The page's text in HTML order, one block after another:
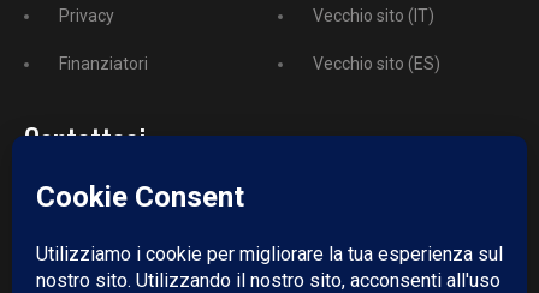
Privacy
Finanziatori
Vecchio sito (IT)
Vecchio sito (ES)
Contattaci
Telefono:+52 729 243 3743
Email:
redazione@puntodincontro.mx